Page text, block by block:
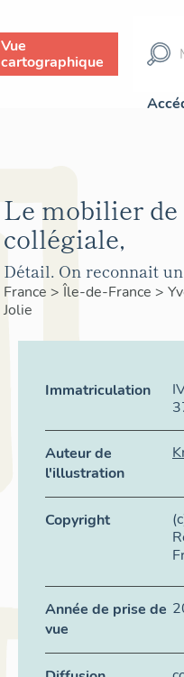
Vue
cartographique
Le mobilier de
collégiale,
Détail. On reconnait
France >Île-de-France >
Jolie
Immatriculation
Auteur de
l'illustration
Copyright
Année de prise de
vue